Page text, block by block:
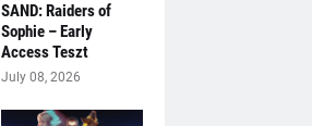
SAND: Raiders of
Sophie – Early
Access Teszt
July 08, 2026